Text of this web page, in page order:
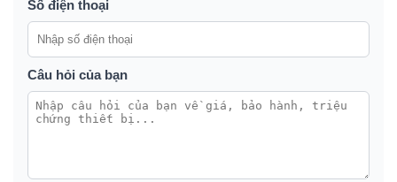
Số điện thoại
Câu hỏi của bạn